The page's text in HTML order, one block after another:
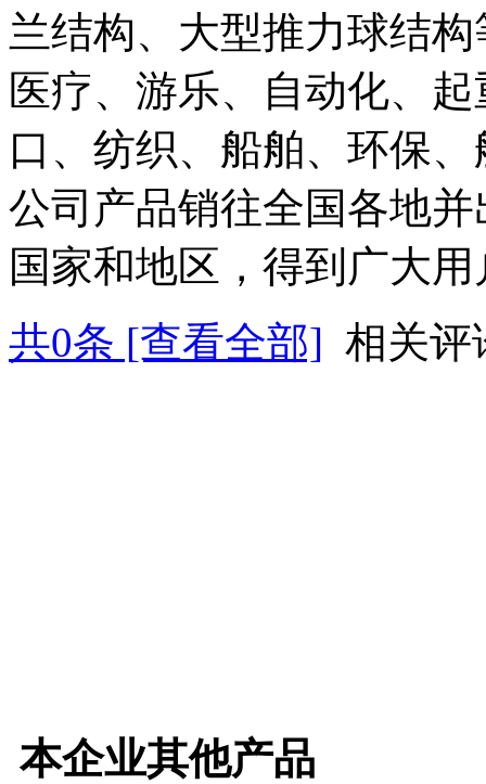
兰结构、大型推力球结
医疗、游乐、自动化、
口、纺织、船舶、环保
公司产品销往全国各地
国家和地区，得到广大
共0条 [查看全部] 相关评
本企业其他产品